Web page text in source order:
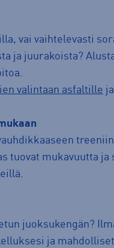
vai vaihtelevasti
ja juurakoista?
valintaan asfaltille ja
tuovat mukavuutta
juoksukengän?
ja mahdolliset